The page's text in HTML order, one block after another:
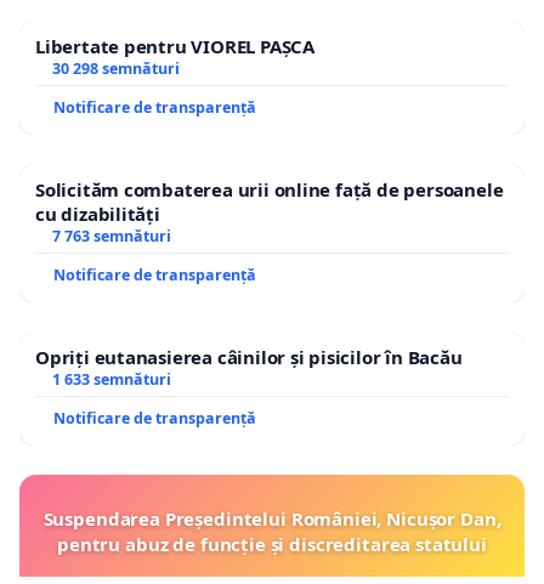
Libertate pentru VIOREL PAȘCA
30 298 semnături
Notificare de transparență
Solicităm combaterea urii online față de persoanele
cu dizabilități
7 763 semnături
Notificare de transparență
Opriți eutanasierea câinilor și pisicilor în Bacău
1 633 semnături
Notificare de transparență
Suspendarea Președintelui României, Nicușor Dan,
pentru abuz de funcție și discreditarea statului